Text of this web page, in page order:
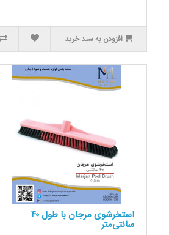
افزودن به سبد خرید
استخرشوی مرجان با طول ۴۰
سانتی‌متر